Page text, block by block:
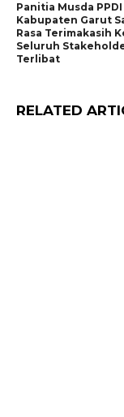
Panitia Musda PPDI
Kabupaten Garut
Rasa Terimakasih
Seluruh
Terlibat
RELATED